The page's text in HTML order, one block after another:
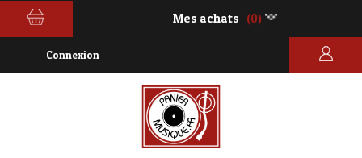
Mes achats (0)
Connexion